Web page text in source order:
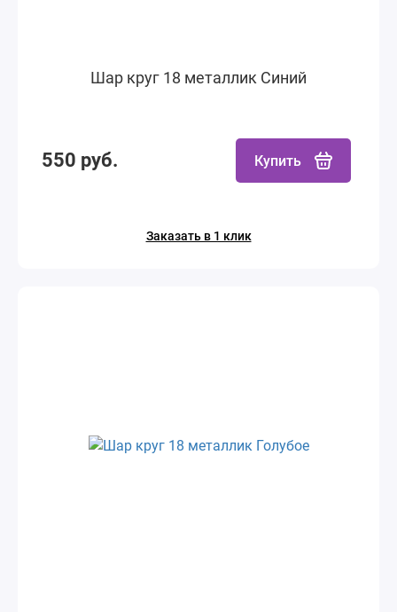
Шар круг 18 металлик Синий
550 руб. Купить
Заказать в 1 клик